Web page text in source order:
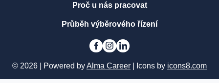
Proč u nás pracovat
Průběh výběrového řízení
© 2026 | Powered byAlma Career | Icons by icons8.com